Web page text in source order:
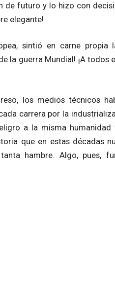
de futuro y lo hizo con
elegante!
sintió en carne propia
la guerra Mundial! ¡A todos
los medios técnicos
carrera por la
a la misma humanidad
que en estas décadas
hambre. Algo, pues,